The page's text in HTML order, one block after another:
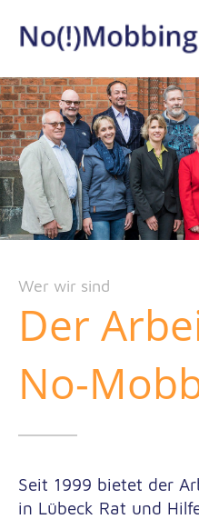
Wer wir sind
Der
No-
Seit 1999 bietet der
in Lübeck Rat und